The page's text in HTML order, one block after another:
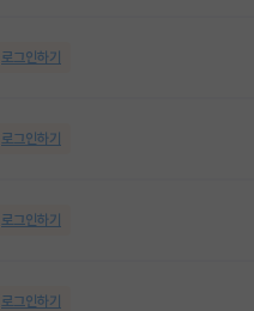
로그인하기
로그인하기
로그인하기
로그인하기